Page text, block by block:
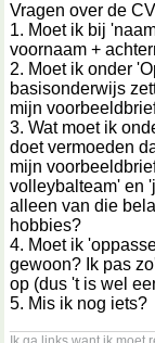
Vragen over de
1. Moet ik bij
voornaam +
2. Moet ik onder
basisonderwijs
mijn
3. Wat moet ik
doet vermoeden
mijn
volleybalteam' en
alleen van die
hobbies?
4. Moet ik
gewoon? Ik pas
op (dus 't is wel
5. Mis ik nog iets?